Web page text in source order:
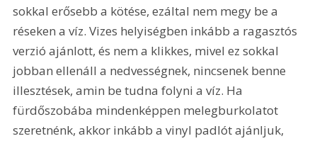
sokkal erősebb a kötése, ezáltal nem megy be a
réseken a víz. Vizes helyiségben inkább a ragasztós
verzió ajánlott, és nem a klikkes, mivel ez sokkal
jobban ellenáll a nedvességnek, nincsenek benne
illesztések, amin be tudna folyni a víz. Ha
fürdőszobába mindenképpen melegburkolatot
szeretnénk, akkor inkább a vinyl padlót ajánljuk,